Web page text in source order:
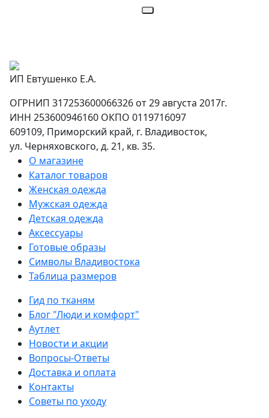
ИП Евтушенко Е.А.
ОГРНИП 317253600066326 от 29 августа 2017г.
ИНН 253600946160 ОКПО 0119716097
609109, Приморский край, г. Владивосток,
ул. Черняховского, д. 21, кв. 35.
О магазине
Каталог товаров
Женская одежда
Мужская одежда
Детская одежда
Аксессуары
Готовые образы
Символы Владивостока
Таблица размеров
Гид по тканям
Блог "Люди и комфорт"
Аутлет
Новости и акции
Вопросы-Ответы
Доставка и оплата
Контакты
Советы по уходу